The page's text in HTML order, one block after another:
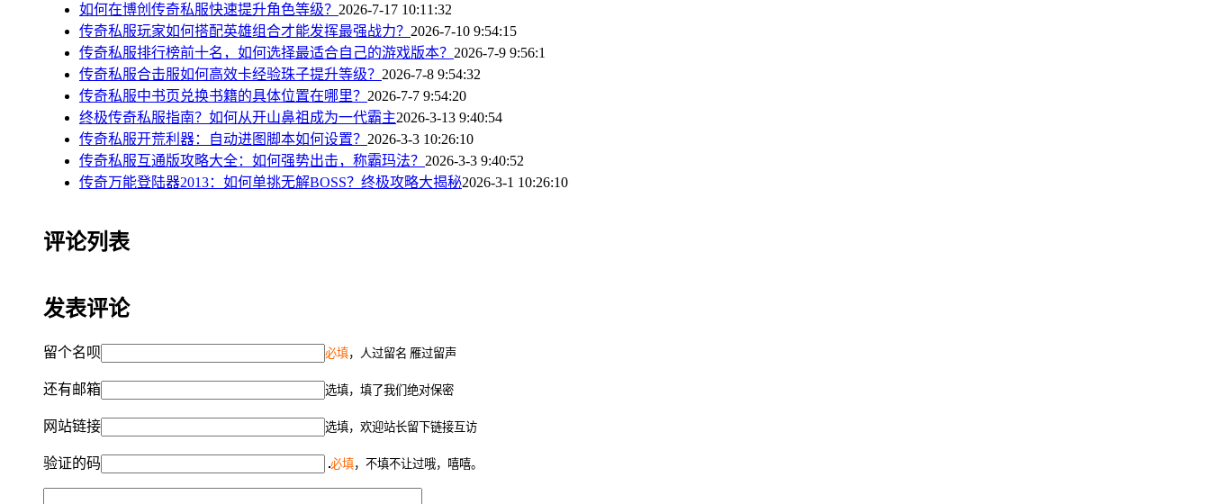
如何在博创传奇私服快速提升角色等级？ 2026-7-17 10:11:32
传奇私服玩家如何搭配英雄组合才能发挥最强战力？ 2026-7-10 9:54:15
传奇私服排行榜前十名，如何选择最适合自己的游戏版本？ 2026-7-9 9:56:1
传奇私服合击服如何高效卡经验珠子提升等级？ 2026-7-8 9:54:32
传奇私服中书页兑换书籍的具体位置在哪里？ 2026-7-7 9:54:20
终极传奇私服指南？如何从开山鼻祖成为一代霸主2026-3-13 9:40:54
传奇私服开荒利器：自动进图脚本如何设置？ 2026-3-3 10:26:10
传奇私服互通版攻略大全：如何强势出击，称霸玛法？ 2026-3-3 9:40:52
传奇万能登陆器2013：如何单挑无解BOSS？终极攻略大揭秘2026-3-1 10:26:10
评论列表
发表评论
留个名呗 必填，人过留名 雁过留声
还有邮箱 选填，填了我们绝对保密
网站链接 选填，欢迎站长留下链接互访
验证的码 必填，不填不让过哦，嘻嘻。